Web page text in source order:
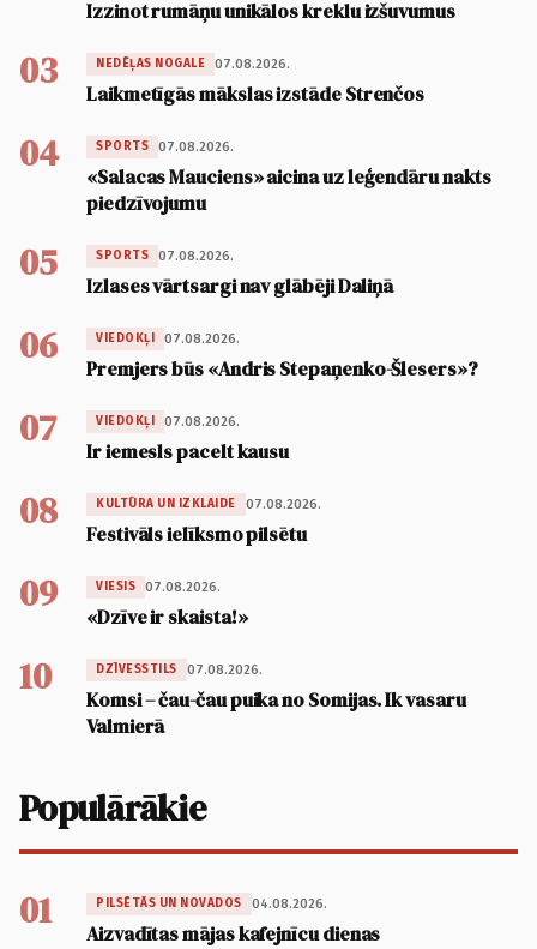
Izzinot rumāņu unikālos kreklu izšuvumus
03 NEDĒĻAS NOGALE 07.08.2026.
Laikmetīgās mākslas izstāde Strenčos
04 SPORTS 07.08.2026.
«Salacas Mauciens» aicina uz leģendāru nakts
piedzīvojumu
05 SPORTS 07.08.2026.
Izlases vārtsargi nav glābēji Daliņā
06 VIEDOKĻI 07.08.2026.
Premjers būs «Andris Stepaņenko-Šlesers»?
07 VIEDOKĻI 07.08.2026.
Ir iemesls pacelt kausu
08 KULTŪRA UN IZKLAIDE 07.08.2026.
Festivāls ielīksmo pilsētu
09 VIESIS 07.08.2026.
«Dzīve ir skaista!»
10 DZĪVESSTILS 07.08.2026.
Komsi – čau-čau puika no Somijas. Ik vasaru
Valmierā
Populārākie
01 PILSĒTĀS UN NOVADOS 04.08.2026.
Aizvadītas mājas kafejnīcu dienas